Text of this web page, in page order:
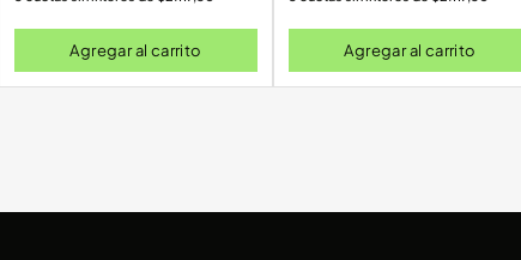
Agregar al carrito Agregar al carrito